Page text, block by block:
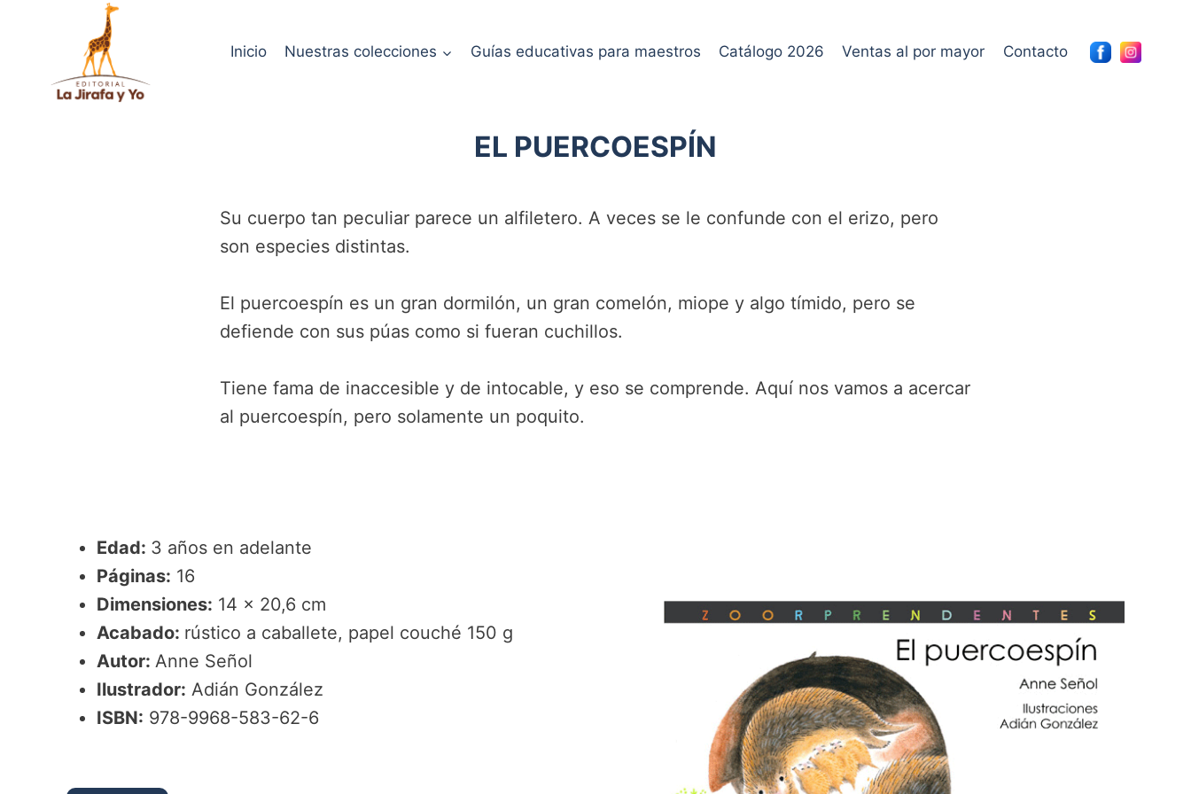
Inicio Nuestras colecciones Guías educativas para maestros Catálogo 2026 Ventas al por mayor Contacto
EL PUERCOESPÍN
Su cuerpo tan peculiar parece un alfiletero. A veces se le confunde con el erizo, pero
son especies distintas.
El puercoespín es un gran dormilón, un gran comelón, miope y algo tímido, pero se
defiende con sus púas como si fueran cuchillos.
Tiene fama de inaccesible y de intocable, y eso se comprende. Aquí nos vamos a acercar
al puercoespín, pero solamente un poquito.
Edad: 3 años en adelante
Páginas: 16
Dimensiones: 14 x 20,6 cm
Acabado: rústico a caballete, papel couché 150 g
Autor: Anne Señol
Ilustrador: Adián González
ISBN: 978-9968-583-62-6